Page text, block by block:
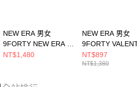
NEW ERA 男女
9FORTY NEW ERA X
TW NE14329736
NT$1,480
NEW ERA 男女
9FORTY
DAY NE
NT$897
NT$1,380